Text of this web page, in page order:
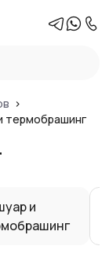
термобрашинг
и